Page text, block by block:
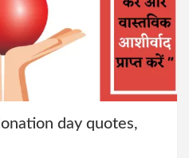
day quotes,